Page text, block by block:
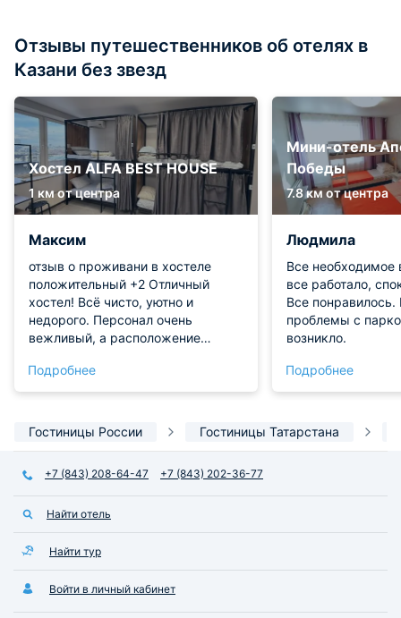
Отзывы путешественников об отелях в
Казани без звезд
Хостел ALFA BEST HOUSE
1 км от центра
Максим
отзыв о проживани в хостеле
положительный +2 Отличный
хостел! Всё чисто, уютно и
недорого. Персонал очень
вежливый, а расположение
проживанияЧистота и порядок в
комнатах и ванных.Вежливый и
ресепшене.Удобное место рядом
кухня с посудой и
техникой.Быстрый и бесплатный
интернет (Wi-Fi).Личные шкафчики
для вещей с замком
Подробнее
Мини-отель
Победы
7.8 км от центра
Людмила
Все необходимое
все работало,
Все
проблемы с
возникло.
Подробнее
Гостиницы России Гостиницы Татарстана
+7 (843) 208-64-47 +7 (843) 202-36-77
Найти отель
Найти тур
Войти в личный кабинет